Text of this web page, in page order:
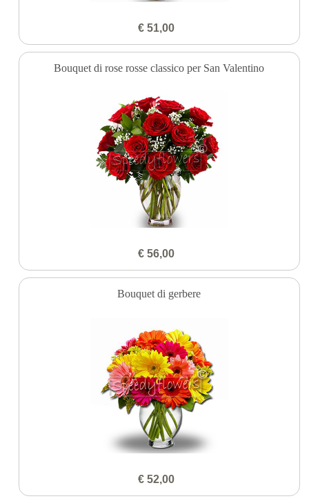
€ 51,00
Bouquet di rose rosse classico per San Valentino
€ 56,00
Bouquet di gerbere
€ 52,00